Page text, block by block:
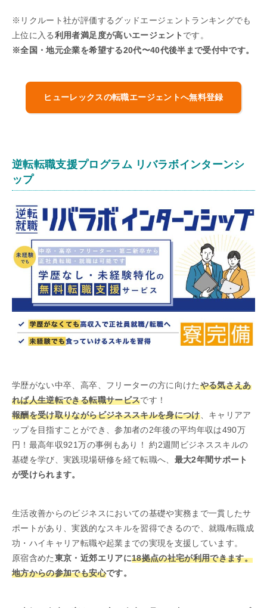
※リクルート社が評価するグッドエージェントランキングでも
上位に入る利用者満足度が高いエージェント です。
※全国・地元企業を希望する20代〜40代後半まで受付中です。
ヒューレックスの転職エージェントへ無料登録
逆転転職支援プログラム リバラボインターンシ
ップ
学歴がない中卒、高卒、フリーターの方に向けたやる気さえあ
れば人生逆転できる転職サービスです！
報酬を受け取りながらビジネススキルを身につけ、キャリアア
ップを目指すことができ、参加者の2年後の平均年収は490万
円！最高年収921万の事例もあり！ 約2週間ビジネススキルの
基礎を学び、実践現場研修を経て転職へ、 最大2年間サポート
が受けられます。
生活改善からのビジネスにおいての基礎や実務まで一貫したサ
ポートがあり、実践的なスキルを習得できるので、就職/転職成
功・ハイキャリア転職や起業までの実現を支援しています。
原宿含めた東京・近郊エリアに18拠点の社宅が利用できます。
地方からの参加でも安心です。